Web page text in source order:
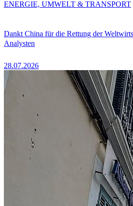
Dankt China für die Rettung der
Analysten
28.07.2026
ENERGIE, UMWELT & TRANSPORT